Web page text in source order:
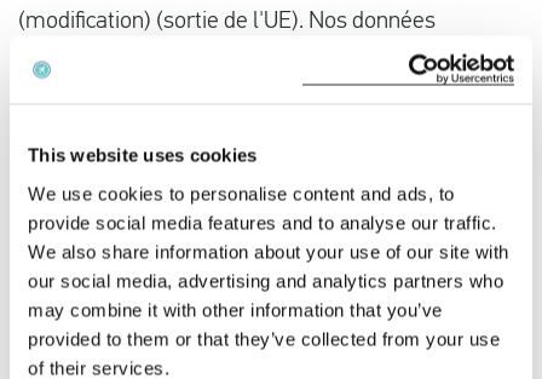
This website uses cookies
We use cookies to personalise content and ads, to
provide social media features and to analyse our traffic.
We also share information about your use of our site with
our social media, advertising and analytics partners who
may combine it with other information that you’ve
provided to them or that they’ve collected from your use
of their services.
(modification) (sortie de l'UE). Nos données
combinées à notre équipe d'experts juridiques
indemnisation pour leretard
vol.
Votre vol SAS a-t-il été retardé ?
Vous avez voyagé avec SAS et votre vol a été
retardé ? Cliquez ci-dessous pour vérifier si vous